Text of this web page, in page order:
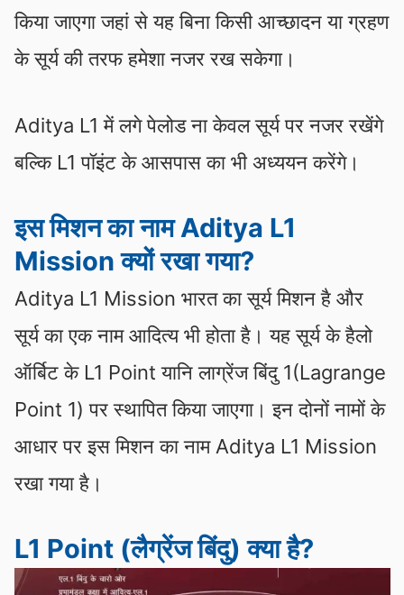
किया जाएगा जहां से यह बिना किसी आच्छादन या ग्रहण
के सूर्य की तरफ हमेशा नजर रख सकेगा।
Aditya L1 में लगे पेलोड ना केवल सूर्य पर नजर रखेंगे
बल्कि L1 पॉइंट के आसपास का भी अध्ययन करेंगे।
इस मिशन का नाम Aditya L1
Mission क्यों रखा गया?
Aditya L1 Mission भारत का सूर्य मिशन है और
सूर्य का एक नाम आदित्य भी होता है। यह सूर्य के हैलो
ऑर्बिट के L1 Point यानि लाग्रेंज बिंदु 1(Lagrange
Point 1) पर स्थापित किया जाएगा। इन दोनों नामों के
आधार पर इस मिशन का नाम Aditya L1 Mission
रखा गया है।
L1 Point (लैग्रेंज बिंदु) क्या है?